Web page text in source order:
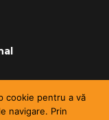
cookie pentru a vă
navigare. Prin